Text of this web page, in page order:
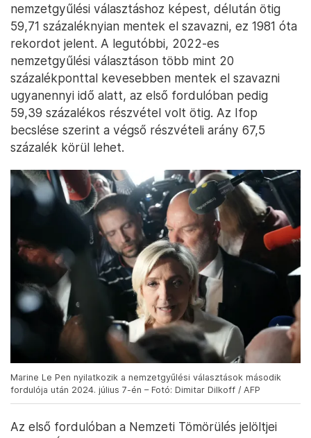
nemzetgyűlési választáshoz képest, délután ötig
59,71 százaléknyian mentek el szavazni, ez 1981 óta
rekordot jelent. A legutóbbi, 2022-es
nemzetgyűlési választáson több mint 20
százalékponttal kevesebben mentek el szavazni
ugyanennyi idő alatt, az első fordulóban pedig
59,39 százalékos részvétel volt ötig. Az Ifop
becslése szerint a végső részvételi arány 67,5
százalék körül lehet.
Marine Le Pen nyilatkozik a nemzetgyűlési választások második
fordulója után 2024. július 7-én – Fotó: Dimitar Dilkoff / AFP
Az első fordulóban a Nemzeti Tömörülés jelöltjei